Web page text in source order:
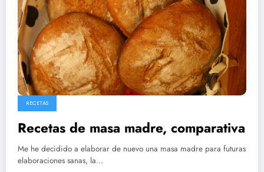
RECETAS
Recetas de masa madre, comparativa
Me he decidido a elaborar de nuevo una masa madre para futuras
elaboraciones sanas, la…